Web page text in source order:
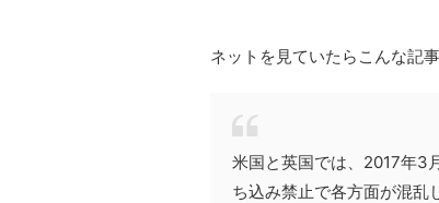
ネットを見ていたらこんな記
米国と英国では、2017年3
ち込み禁止で各方面が混乱